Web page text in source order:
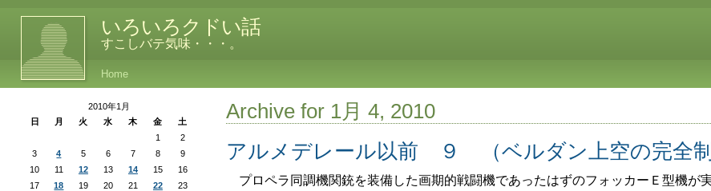
いろいろクドい話
すこしバテ気味・・・。
Home
Archive for 1月 4, 2010
アルメデレール以前 ９ （ベルダン上空の完全制
プロペラ同調機関銃を装備した画期的戦闘機であったはずのフォッカーＥ型機が
2010年1月
日
月 火 水 木 金
土
1
2
3
4 5 6 7 8
9
10
11 12 13 14 15
16
17
18 19 20 21 22
23